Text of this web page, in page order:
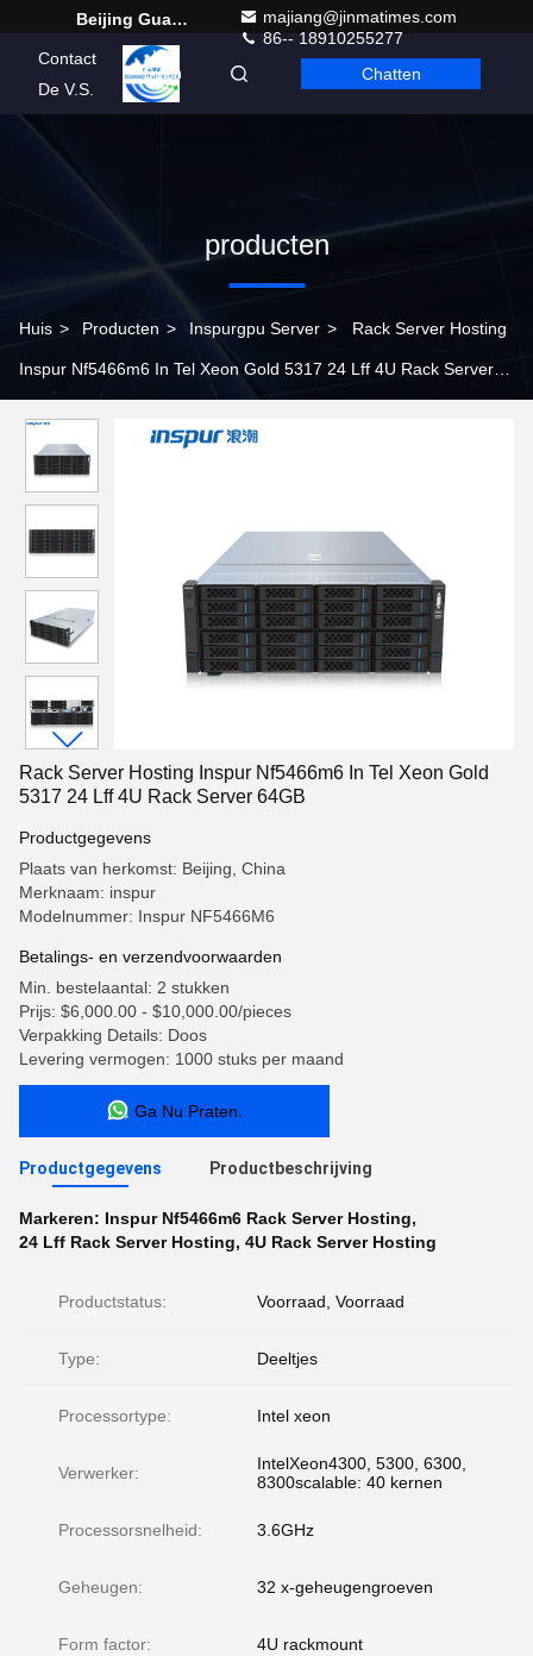
Beijing Guangtian Runze Technology Co., Ltd.
majiang@jinmatimes.com
86-- 18910255277
Contact
De V.S.
Dutch Chatten
producten
Huis > Producten > Inspurgpu Server > Rack Server Hosting
Inspur Nf5466m6 In Tel Xeon Gold 5317 24 Lff 4U Rack Server
Rack Server Hosting Inspur Nf5466m6 In Tel Xeon Gold
5317 24 Lff 4U Rack Server 64GB
Productgegevens
Plaats van herkomst: Beijing, China
Merknaam: inspur
Modelnummer: Inspur NF5466M6
Betalings- en verzendvoorwaarden
Min. bestelaantal: 2 stukken
Prijs: $6,000.00 - $10,000.00/pieces
Verpakking Details: Doos
Levering vermogen: 1000 stuks per maand
Ga Nu Praten.
Productgegevens Productbeschrijving
Markeren: Inspur Nf5466m6 Rack Server Hosting,
24 Lff Rack Server Hosting, 4U Rack Server Hosting
Productstatus: Voorraad, Voorraad
Type: Deeltjes
Processortype: Intel xeon
Verwerker:
IntelXeon4300, 5300, 6300,
8300scalable: 40 kernen
Processorsnelheid: 3.6GHz
Geheugen: 32 x-geheugengroeven
Form factor: 4U rackmount